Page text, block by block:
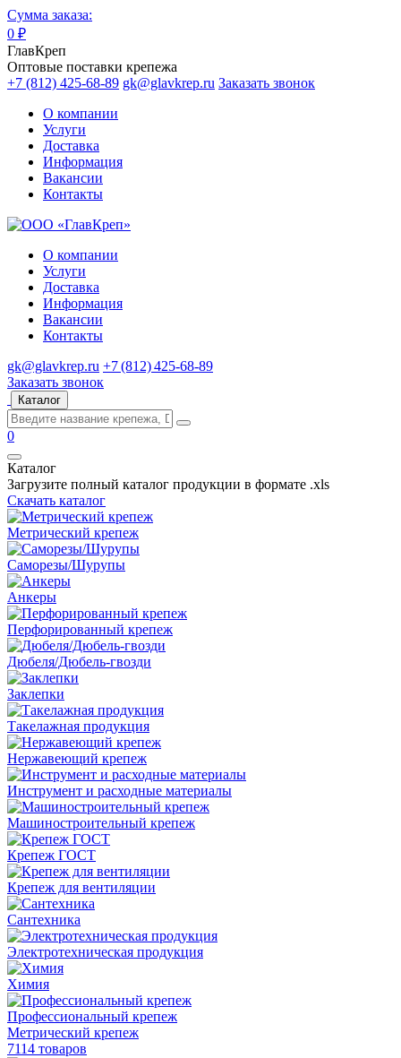
Сумма заказа:
0 ₽
ГлавКреп
Оптовые поставки крепежа
+7 (812) 425-68-89 gk@glavkrep.ru Заказать звонок
О компании
Услуги
Доставка
Информация
Вакансии
Контакты
О компании
Услуги
Доставка
Информация
Вакансии
Контакты
gk@glavkrep.ru +7 (812) 425-68-89
Заказать звонок
Каталог
0
Каталог
Загрузите полный каталог продукции в формате .xls
Скачать каталог
Метрический крепеж
Саморезы/Шурупы
Анкеры
Перфорированный крепеж
Дюбеля/Дюбель-гвозди
Заклепки
Такелажная продукция
Нержавеющий крепеж
Инструмент и расходные материалы
Машиностроительный крепеж
Крепеж ГОСТ
Крепеж для вентиляции
Сантехника
Электротехническая продукция
Химия
Профессиональный крепеж
Метрический крепеж
7114 товаров